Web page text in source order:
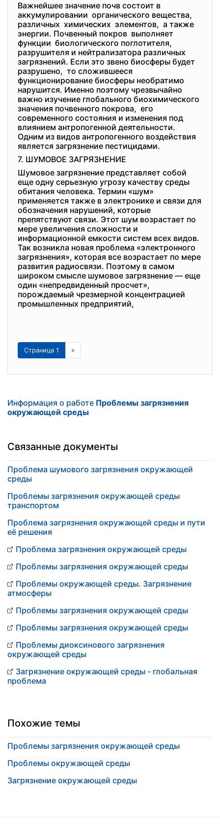
Важнейшее значение почв состоит в
аккумулировании органического вещества,
различных химических элементов, а также
энергии. Почвенный покров выполняет
функции биологического поглотителя,
разрушителя и нейтрализатора различных
загрязнений. Если это звено биосферы будет
разрушено, то сложившееся
функционирование биосферы необратимо
нарушится. Именно поэтому чрезвычайно
важно изучение глобального биохимического
значения почвенного покрова, его
современного состояния и изменения под
влиянием антропогенной деятельности.
Одним из видов антропогенного воздействия
является загрязнение пестицидами.
7. ШУМОВОЕ ЗАГРЯЗНЕНИЕ
Шумовое загрязнение представляет собой
еще одну серьезную угрозу качеству среды
обитания человека. Термин «шум»
применяется также в электронике и связи для
обозначения нарушений, которые
препятствуют связи. Этот шум возрастает по
мере увеличения сложности и
информационной емкости систем всех видов.
Так возникла новая проблема «электронного
загрязнения», которая все возрастает по мере
развития радиосвязи. Поэтому в самом
широком смысле шумовое загрязнение — еще
один «непредвиденный просчет»,
порождаемый чрезмерной концентрацией
промышленных предприятий,
Страница 1 »
Информация о работе Проблемы загрязнения
окружающей среды
Связанные документы
Проблема шумового загрязнения окружающей
среды
Проблемы загрязнения окружающей среды
транспортом
Проблема загрязнения окружающей среды и пути
её решения
Проблема загрязнения окружающей среды
Проблемы загрязнения окружающей среды
Проблемы окружающей среды. Загрязнение
атмосферы
Проблемы загрязнения окружающей среды
Проблемы загрязнения окружающей среды
Проблемы диоксинового загрязнения
окружающей среды
Загрязнение окружающей среды - глобальная
проблема
Похожие темы
Проблемы загрязнения окружающей среды
Проблемы окружающей среды
Загрязнение окружающей среды